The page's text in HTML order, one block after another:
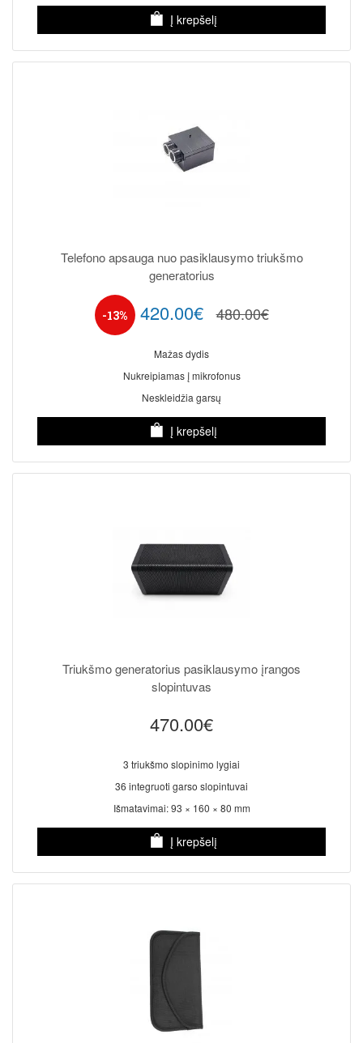
Į krepšelį
Telefono apsauga nuo pasiklausymo triukšmo
generatorius
-13% 420.00€ 480.00€
Mažas dydis
Nukreipiamas į mikrofonus
Neskleidžia garsų
Į krepšelį
Triukšmo generatorius pasiklausymo įrangos
slopintuvas
470.00€
3 triukšmo slopinimo lygiai
36 integruoti garso slopintuvai
Išmatavimai: 93 × 160 × 80 mm
Į krepšelį